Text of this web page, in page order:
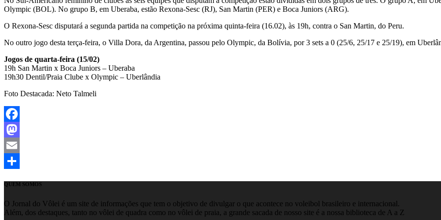
Olympic (BOL). No grupo B, em Uberaba, estão Rexona-Sesc (RJ), San Martin (PER) e Boca Juniors (ARG).
O Rexona-Sesc disputará a segunda partida na competição na próxima quinta-feira (16.02), às 19h, contra o San Martin, do Peru.
No outro jogo desta terça-feira, o Villa Dora, da Argentina, passou pelo Olympic, da Bolívia, por 3 sets a 0 (25/6, 25/17 e 25/19), em
Jogos de quarta-feira (15/02)
19h San Martin x Boca Juniors – Uberaba
19h30 Dentil/Praia Clube x Olympic – Uberlândia
Foto Destacada: Neto Talmeli
Facebook
Mastodon
Email
QUEM SOMOS
O Jornal do Vôlei é um site de informações que tem o objetivo de divulgar o que acontece no voleibol brasileiro e internacional.
Além, dos destaques, tanto no vôlei de quadra como no vôlei de praia, a grande sacada de nosso site é a nossa biblioteca de A a Z